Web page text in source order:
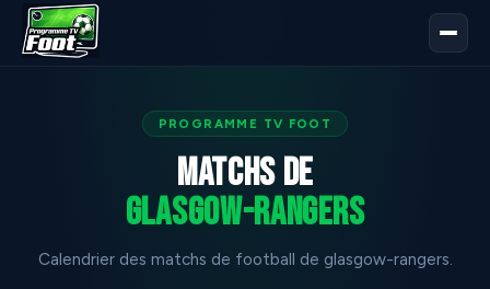
PROGRAMME TV FOOT
Matchs de
glasgow-rangers
Calendrier des matchs de football de glasgow-rangers.